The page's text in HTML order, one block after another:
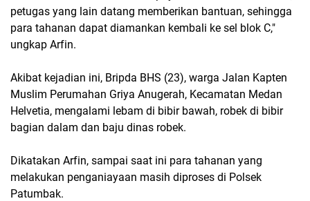
petugas yang lain datang memberikan bantuan, sehingga
para tahanan dapat diamankan kembali ke sel blok C,"
ungkap Arfin.
Akibat kejadian ini, Bripda BHS (23), warga Jalan Kapten
Muslim Perumahan Griya Anugerah, Kecamatan Medan
Helvetia, mengalami lebam di bibir bawah, robek di bibir
bagian dalam dan baju dinas robek.
Dikatakan Arfin, sampai saat ini para tahanan yang
melakukan penganiayaan masih diproses di Polsek
Patumbak.